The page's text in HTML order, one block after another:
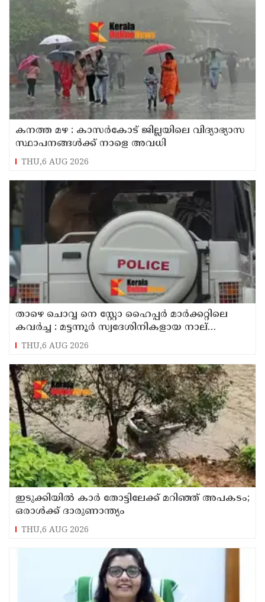
കനത്ത മഴ : കാസർകോട് ജില്ലയിലെ വിദ്യാഭ്യാസ
സ്ഥാപനങ്ങൾക്ക് നാളെ അവധി
THU,6 AUG 2026
താഴെ ചൊവ്വ നെ സ്റ്റോ ഹൈപ്പർ മാർക്കറ്റിലെ
കവർച്ച : മട്ടന്നൂർ സ്വദേശിനികളായ നാല്
പ്രതികൾ പിടിയിൽ
THU,6 AUG 2026
ഇടുക്കിയിൽ കാർ തോട്ടിലേക്ക് മറിഞ്ഞ് അപകടം;
ഒരാൾക്ക് ദാരുണാന്ത്യം
THU,6 AUG 2026